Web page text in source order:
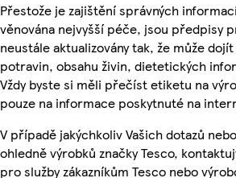
Přestože je zajištění správných
věnována nejvyšší péče, jsou předpisy
neustále aktualizovány tak, že může
potravin, obsahu živin, dietetických
Vždy byste si měli přečíst etiketu na
pouze na informace poskytnuté na
V případě jakýchkoliv Vašich dotazů
ohledně výrobků značky Tesco,
pro služby zákazníkům Tesco nebo